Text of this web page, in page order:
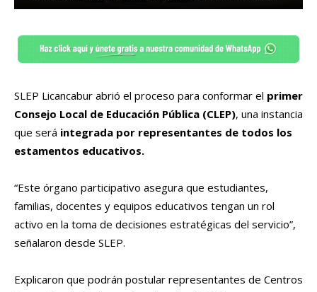
SLEP Licancabur abrió el proceso para conformar el primer
Consejo Local de Educación Pública (CLEP), una instancia
que será integrada por representantes de todos los
estamentos educativos.
“Este órgano participativo asegura que estudiantes,
familias, docentes y equipos educativos tengan un rol
activo en la toma de decisiones estratégicas del servicio”,
señalaron desde SLEP.
Explicaron que podrán postular representantes de Centros